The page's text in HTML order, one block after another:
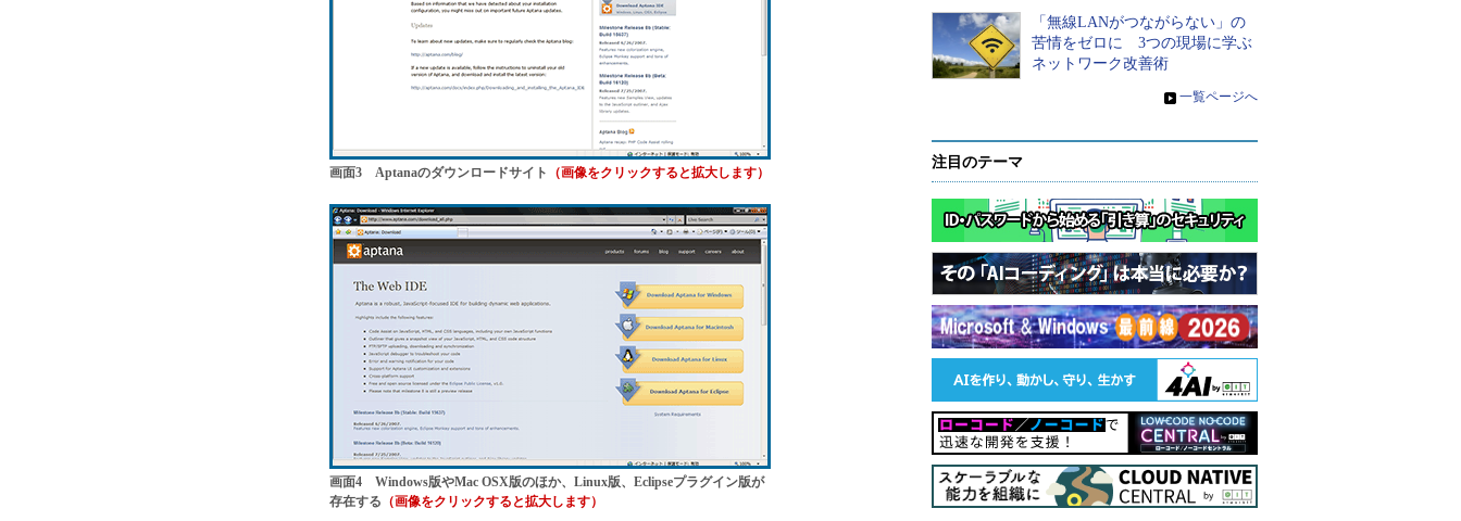
画面3 Aptanaのダウンロードサイト （画像をクリックすると拡大します）
画面4 Windows版やMac OSX版のほか、Linux版、Eclipseプラグイン版が
存在する （画像をクリックすると拡大します）
「無線LANがつながらない」の
苦情をゼロに 3つの現場に学ぶ
ネットワーク改善術
» 一覧ページへ
注目のテーマ